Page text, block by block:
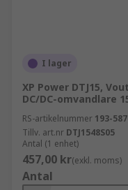
I lager
XP Power DTJ15,
DC/DC-omvandlare
RS-artikelnummer 193-
Tillv. art.nr DTJ1548S05
Antal (1 enhet)
457,00 kr(exkl. moms)
Antal